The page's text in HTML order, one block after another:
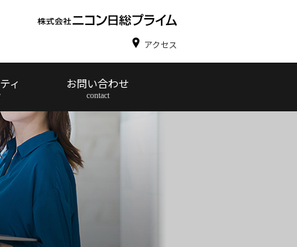
アクセス
ィ お問い合わせ